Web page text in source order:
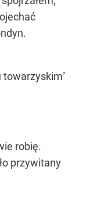
towarzyskim"
robię.
przywitany